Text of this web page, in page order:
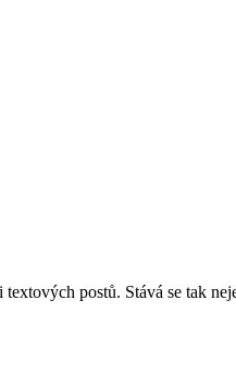
postů. Stává se tak